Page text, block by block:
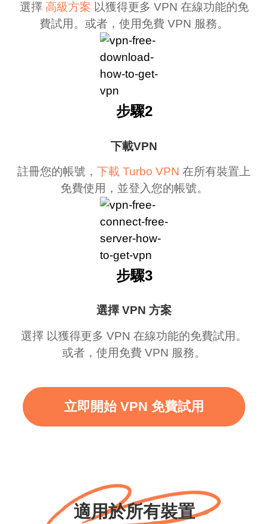
選擇 高級方案 以獲得更多 VPN 在線功能的免
費試用。或者，使用免費 VPN 服務。
下載VPN
註冊您的帳號， 下載 Turbo VPN 在所有裝置上
免費使用，並登入您的帳號。
步驟2
選擇 VPN 方案
選擇 以獲得更多 VPN 在線功能的免費試用。
或者，使用免費 VPN 服務。
步驟3
立即開始 VPN 免費試用
適用於所有裝置